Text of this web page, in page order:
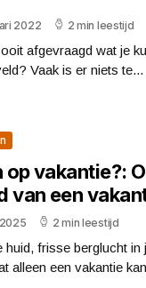
2022 2 min leestijd
afgevraagd wat je
Vaak is er niets te...
op vakantie?:
van een
2 min leestijd
huid, frisse berglucht in
alleen een vakantie